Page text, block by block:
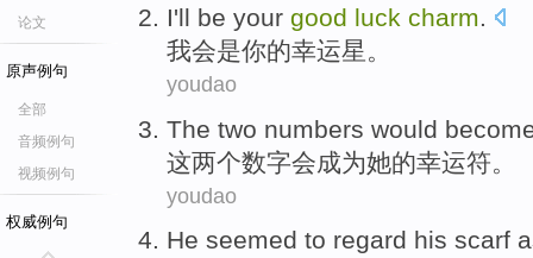
论文
原声例句
全部
音频例句
视频例句
权威例句
I'll be your good luck charm.
我会是你的幸运星。
youdao
The two numbers would
这两个数字会成为她的幸运符 。
youdao
He seemed to regard his scarf